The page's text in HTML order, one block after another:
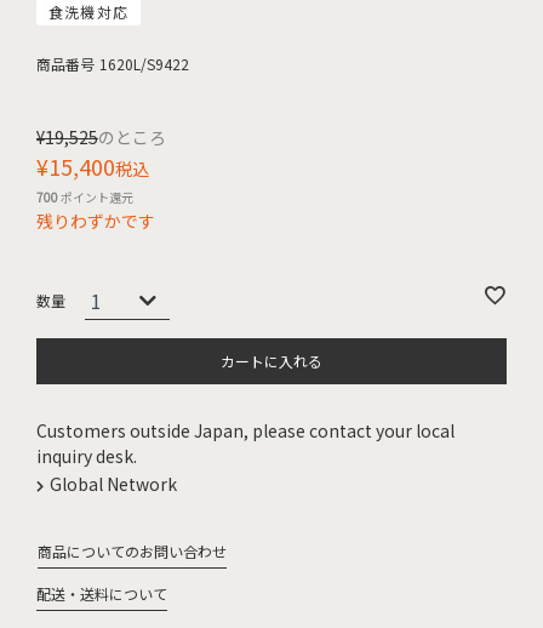
食洗機対応
商品番号 1620L/S9422
¥19,525のところ
¥15,400税込
700ポイント還元
残りわずかです
カートに入れる
Customers outside Japan, please contact your local
inquiry desk.
Global Network
商品についてのお問い合わせ
配送・送料について